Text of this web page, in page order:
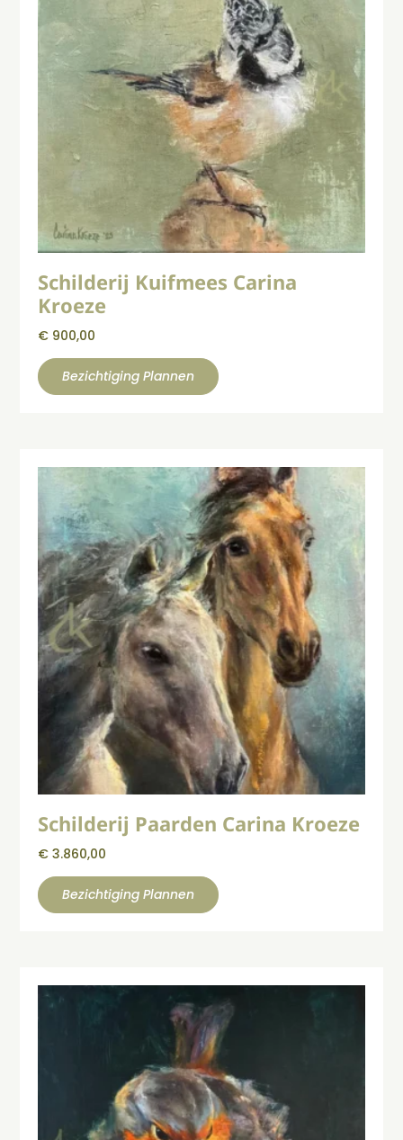
Schilderij Kuifmees Carina
Kroeze
€ 900,00
Bezichtiging Plannen
Schilderij Paarden Carina Kroeze
€ 3.860,00
Bezichtiging Plannen